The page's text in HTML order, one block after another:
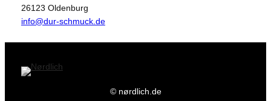
26123 Oldenburg
info@dur-schmuck.de
© nørdlich.de